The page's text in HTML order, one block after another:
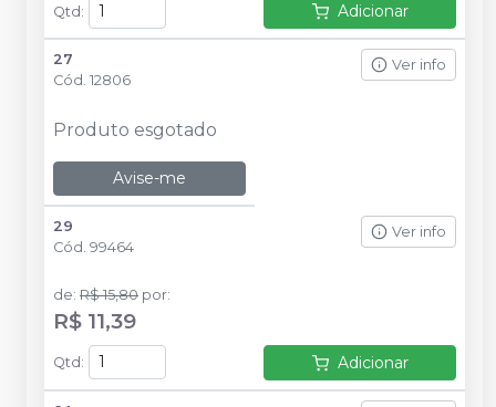
Qtd: Adicionar
27
Cód. 12806
Ver info
Produto esgotado
Avise-me
29
Cód. 99464
Ver info
de: R$ 15,80 por:
R$ 11,39
Qtd : Adicionar